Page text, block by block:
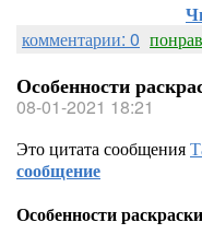
комментарии: 0
Особенности
08-01-2021 18:21
Это цитата сообщения
сообщение
Особенности